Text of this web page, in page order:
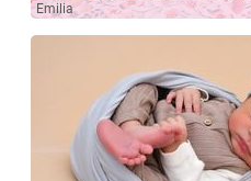
Emilia